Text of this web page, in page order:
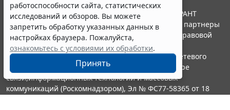
работоспособности сайта, статистических
исследований и обзоров. Вы можете
запретить обработку указанных данных в
настройках браузера. Пожалуйста,
ознакомьтесь с условиями их обработки.
Принять
© ООО "НПП "ГАРАНТ-СЕРВИС", 2026. Система ГАРАНТ
выпускается с 1990 года. Компания "Гарант" и ее партнеры
являются участниками Российской ассоциации правовой
информации ГАРАНТ.
Портал ГАРАНТ.РУ зарегистрирован в качестве сетевого
издания Федеральной службой по надзору в сфере
связи,информационных технологий и массовых
коммуникаций (Роскомнадзором), Эл № ФС77-58365 от 18